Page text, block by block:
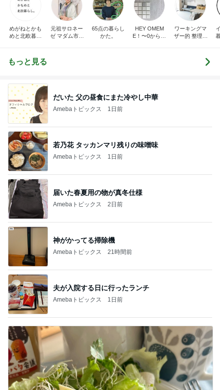
めがねとかも
めと北欧暮ら
元祖サロネー
ゼ マダム市川
65点の暮らし
かた。
HEY OMEM
E！〜0からの
ワーキングマ
ザー的 整理収
もっと見る
だいた 父の昼食にまた冷やし中華
Amebaトピックス 1日前
若乃花 タッカンマリ残りの味噌味
Amebaトピックス 1日前
届いた春夏用の物が真冬仕様
Amebaトピックス 2日前
神がかってる掃除機
Amebaトピックス 21時間前
夫が入院する日に行ったランチ
Amebaトピックス 1日前